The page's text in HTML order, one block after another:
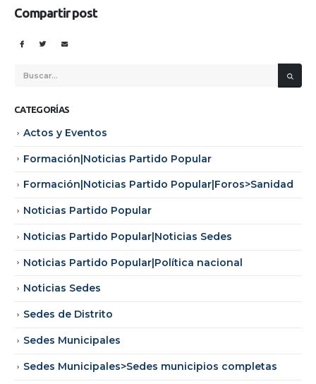
Compartir post
CATEGORÍAS
Actos y Eventos
Formación|Noticias Partido Popular
Formación|Noticias Partido Popular|Foros>Sanidad
Noticias Partido Popular
Noticias Partido Popular|Noticias Sedes
Noticias Partido Popular|Política nacional
Noticias Sedes
Sedes de Distrito
Sedes Municipales
Sedes Municipales>Sedes municipios completas